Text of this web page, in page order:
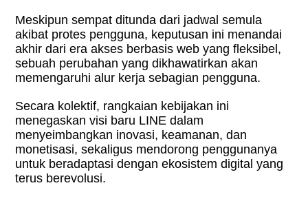
Meskipun sempat ditunda dari jadwal semula
akibat protes pengguna, keputusan ini menandai
akhir dari era akses berbasis web yang fleksibel,
sebuah perubahan yang dikhawatirkan akan
memengaruhi alur kerja sebagian pengguna.
Secara kolektif, rangkaian kebijakan ini
menegaskan visi baru LINE dalam
menyeimbangkan inovasi, keamanan, dan
monetisasi, sekaligus mendorong penggunanya
untuk beradaptasi dengan ekosistem digital yang
terus berevolusi.